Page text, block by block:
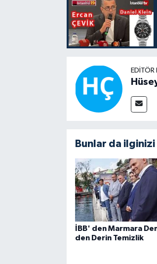
Bunlar da
İBB' den Marmara
den Derin Temizlik